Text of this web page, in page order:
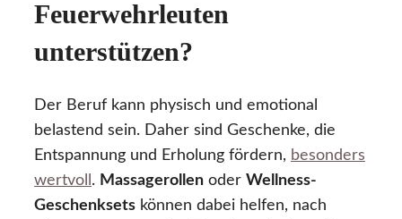
Feuerwehrleuten
unterstützen?
Der Beruf kann physisch und emotional
belastend sein. Daher sind Geschenke, die
Entspannung und Erholung fördern, besonders
wertvoll . Massagerollen oder Wellness-
Geschenksets können dabei helfen, nach